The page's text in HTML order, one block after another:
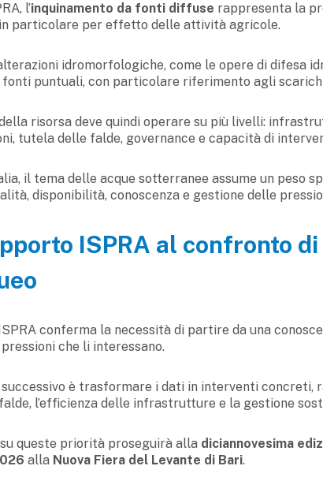
l’inquinamento da fonti diffuse rappresenta la
particolare per effetto delle attività agricole.
idromorfologiche, come le opere di difesa
puntuali, con particolare riferimento agli
risorsa deve quindi operare su più livelli:
tutela delle falde, governance e capacità di
il tema delle acque sotterranee assume un peso
disponibilità, conoscenza e gestione delle
ISPRA al confronto
conferma la necessità di partire da una
che li interessano.
è trasformare i dati in interventi concreti,
l’efficienza delle infrastrutture e la gestione
queste priorità proseguirà alla diciannovesima
alla Nuova Fiera del Levante di Bari.